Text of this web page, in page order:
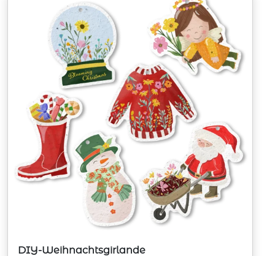
DIY-Weihnachtsgirlande